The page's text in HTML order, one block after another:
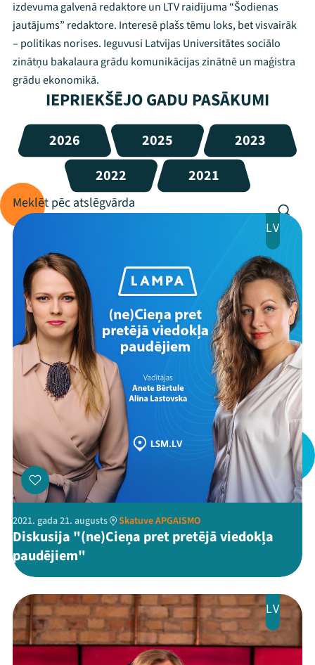
izdevuma galvenā redaktore un LTV raidījuma “Šodienas
jautājums” redaktore. Interesē plašs tēmu loks, bet visvairāk
– politikas norises. Ieguvusi Latvijas Universitātes sociālo
zinātņu bakalaura grādu komunikācijas zinātnē un maģistra
grādu ekonomikā.
IEPRIEKŠĒJO GADU PASĀKUMI
2026 2025
2023
2022
2021
LV
2021. gada 21. augusts Skatuve APGAISMO
Diskusija "(ne)Cieņa pret pretējā viedokļa
paudējiem"
LV